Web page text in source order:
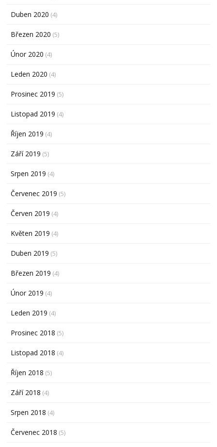
Duben 2020 (4)
Březen 2020 (5)
Únor 2020 (4)
Leden 2020 (4)
Prosinec 2019 (5)
Listopad 2019 (4)
Říjen 2019 (4)
Září 2019 (5)
Srpen 2019 (4)
Červenec 2019 (5)
Červen 2019 (4)
Květen 2019 (4)
Duben 2019 (5)
Březen 2019 (4)
Únor 2019 (4)
Leden 2019 (4)
Prosinec 2018 (5)
Listopad 2018 (4)
Říjen 2018 (5)
Září 2018 (4)
Srpen 2018 (4)
Červenec 2018 (5)